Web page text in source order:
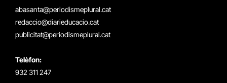
abasanta@periodismeplural.cat
redaccio@diarieducacio.cat
publicitat@periodismeplural.cat
Telèfon:
932 311 247